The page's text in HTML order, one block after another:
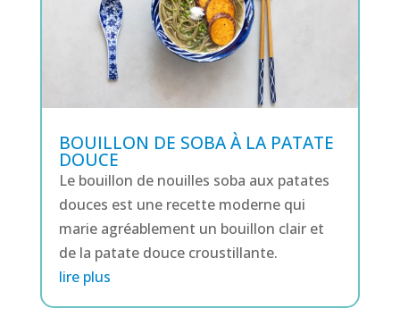
BOUILLON DE SOBA À LA PATATE
DOUCE
Le bouillon de nouilles soba aux patates
douces est une recette moderne qui
marie agréablement un bouillon clair et
de la patate douce croustillante.
lire plus